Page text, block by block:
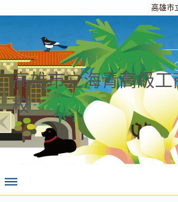
高雄市
高雄市立海青高級工
校